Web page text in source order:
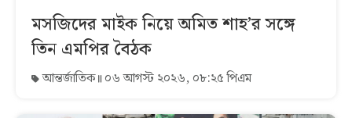
মসজিদের মাইক নিয়ে অমিত শাহ’র সঙ্গে
তিন এমপির বৈঠক
আন্তর্জাতিক ০৬ আগস্ট ২০২৬, ০৮:২৫ পিএম